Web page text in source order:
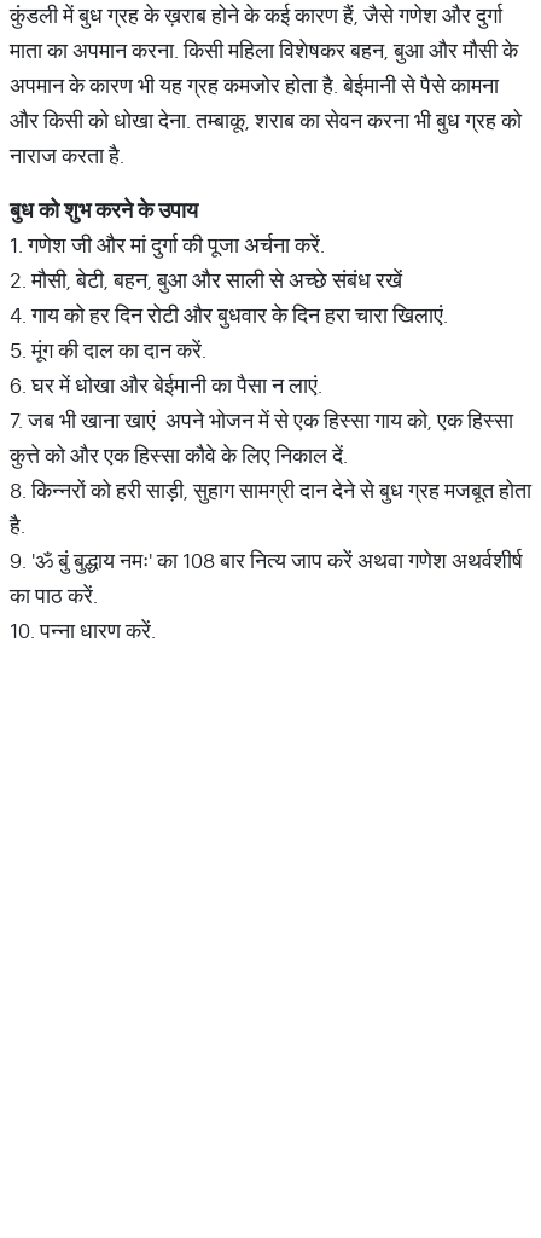
कुंडली में बुध ग्रह के ख़राब होने के कई कारण हैं, जैसे गणेश और दुर्गा
माता का अपमान करना. किसी महिला विशेषकर बहन, बुआ और मौसी के
अपमान के कारण भी यह ग्रह कमजोर होता है. बेईमानी से पैसे कामना
और किसी को धोखा देना. तम्बाकू, शराब का सेवन करना भी बुध ग्रह को
नाराज करता है.
बुधकोशुभकरनेकेउपाय
1. गणेश जी और मां दुर्गा की पूजा अर्चना करें.
2. मौसी, बेटी, बहन, बुआ और साली से अच्छे संबंध रखें
4. गाय को हर दिन रोटी और बुधवार के दिन हरा चारा खिलाएं.
5. मूंग की दाल का दान करें.
6. घर में धोखा और बेईमानी का पैसा न लाएं.
7. जब भी खाना खाएं अपने भोजन में से एक हिस्सा गाय को, एक हिस्सा
कुत्ते को और एक हिस्सा कौवे के लिए निकाल दें.
8. किन्नरों को हरी साड़ी, सुहाग सामग्री दान देने से बुध ग्रह मजबूत होता
है.
9. 'ॐ बुं बुद्धाय नमः' का 108 बार नित्य जाप करें अथवा गणेश अथर्वशीर्ष
का पाठ करें.
10. पन्ना धारण करें.